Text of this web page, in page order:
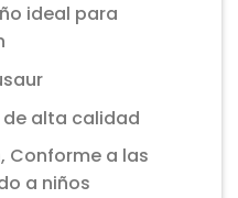
ideal para
alta calidad
Conforme a las
a niños